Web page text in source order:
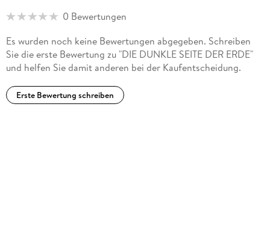
Entsprechend sind Antispeziesismus (und damit Veganismus),
Antimilitarismus usw. Hauptthemen seiner Erzählungen und
auch seiner Cartoons. Internet: achim-stoesser. de
0 Bewertungen
Es wurden noch keine Bewertungen abgegeben. Schreiben
Sie die erste Bewertung zu "DIE DUNKLE SEITE DER ERDE"
und helfen Sie damit anderen bei der Kaufentscheidung.
Erste Bewertung schreiben